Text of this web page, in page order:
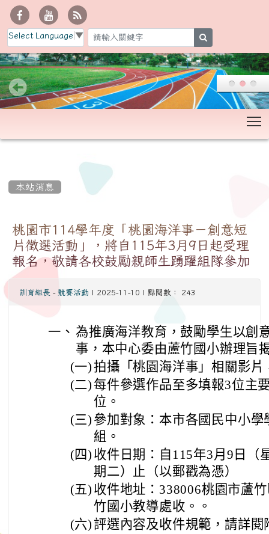
Select Language ▼
本站消息
桃園市114學年度「桃園海洋事－創意短
片徵選活動」，將自115年3月9日起受理
報名，敬請各校鼓勵親師生踴躍組隊參加
訓育組長 - 競賽活動 | 2025-11-10 | 點閱數： 243
一、 為推廣海洋教育，鼓勵學生以創
事，本中心委由蘆竹國小辦理旨
(一)拍攝「桃園海洋事」相關影片
(二) 每件參選作品至多填報3位主
位。
(三) 參加對象：本市各國民中小
組。
(四) 收件日期：自115年3月9日（
期二）止（以郵戳為憑）
(五) 收件地址：338006桃園市蘆
竹國小教導處收。。
(六) 評選內容及收件規範，請詳閱